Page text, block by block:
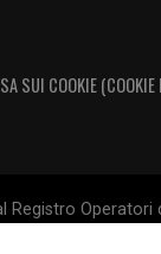
SUI COOKIE
Operatori